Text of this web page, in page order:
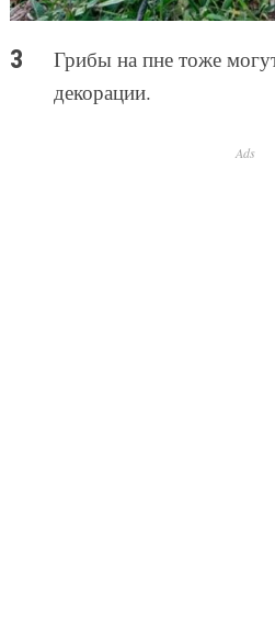
Грибы на пне тоже
декорации.
Ads